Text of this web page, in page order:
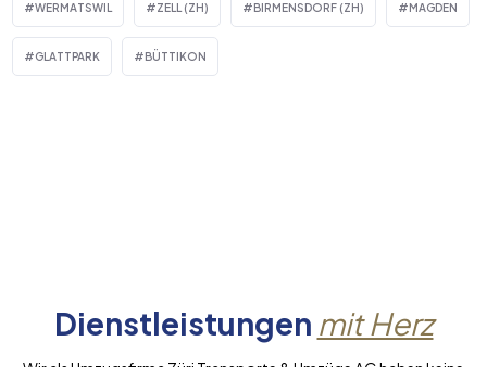
WERMATSWIL ZELL (ZH) BIRMENSDORF (ZH) MAGDEN
GLATTPARK BÜTTIKON
Dienstleistungen mit Herz